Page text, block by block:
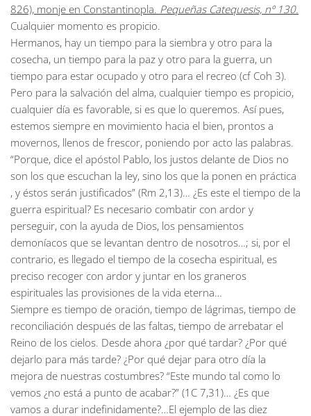
826), monje en Constantinopla. Pequeñas Catequesis, nº 130.
Cualquier momento es propicio.
Hermanos, hay un tiempo para la siembra y otro para la
cosecha, un tiempo para la paz y otro para la guerra, un
tiempo para estar ocupado y otro para el recreo (cf Coh 3).
Pero para la salvación del alma, cualquier tiempo es propicio,
cualquier día es favorable, si es que lo queremos. Así pues,
estemos siempre en movimiento hacia el bien, prontos a
movernos, llenos de frescor, poniendo por acto las palabras.
“Porque, dice el apóstol Pablo, los justos delante de Dios no
son los que escuchan la ley, sino los que la ponen en práctica
, y éstos serán justificados” (Rm 2,13)… ¿Es este el tiempo de la
guerra espiritual? Es necesario combatir con ardor y
perseguir, con la ayuda de Dios, los pensamientos
demoníacos que se levantan dentro de nosotros…; si, por el
contrario, es llegado el tiempo de la cosecha espiritual, es
preciso recoger con ardor y juntar en los graneros
espirituales las provisiones de la vida eterna…
Siempre es tiempo de oración, tiempo de lágrimas, tiempo de
reconciliación después de las faltas, tiempo de arrebatar el
Reino de los cielos. Desde ahora ¿por qué tardar? ¿Por qué
dejarlo para más tarde? ¿Por qué dejar para otro día la
mejora de nuestras costumbres? “Este mundo tal como lo
vemos ¿no está a punto de acabar?” (1C 7,31)… ¿Es que
vamos a durar indefinidamente?…El ejemplo de las diez